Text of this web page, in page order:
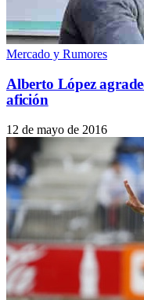
Mercado y Rumores
Alberto López
afición
12 de mayo de 2016